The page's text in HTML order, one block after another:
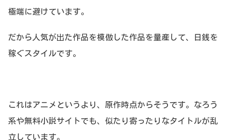
極端に避けています。
だから人気が出た作品を模倣した作品を量産して、日銭を
稼ぐスタイルです。
これはアニメというより、原作時点からそうです。なろう
系や無料小説サイトでも、似たり寄ったりなタイトルが乱
立しています。